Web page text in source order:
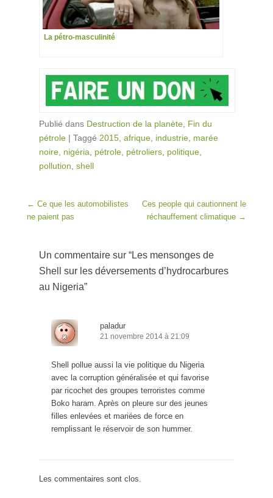
La pétro-masculinité
Publié dans Destruction de la planète Fin du
pétrole | Taggé 2015 afrique industrie marée
noire nigéria pétrole pétroliers politique
pollution shell
Post navigation
← Ce que les automobilistes
ne paient pas
Ces people qui cautionnent le
réchauffement climatique →
Un commentaire sur “Les mensonges de
Shell sur les déversements d’hydrocarbures
au Nigeria”
paladur
21 novembre 2014 à 21:09
Shell pollue aussi la vie politique du Nigeria
avec la corruption généralisée et qui favorise
par ricochet des groupes terroristes comme
Boko haram. Après on pleure sur des jeunes
filles enlevées et mariées de force en
remplissant le réservoir de son hummer.
Les commentaires sont clos.